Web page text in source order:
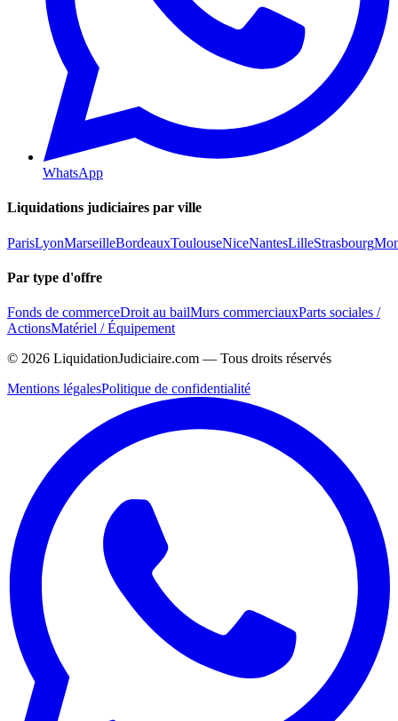
WhatsApp
Liquidations judiciaires par ville
ParisLyonMarseilleBordeauxToulouseNiceNantesLilleStrasbourg
Par type d'offre
Fonds de commerceDroit au bailMurs commerciauxParts sociales /
ActionsMatériel / Équipement
© 2026 LiquidationJudiciaire.com — Tous droits réservés
Mentions légalesPolitique de confidentialité